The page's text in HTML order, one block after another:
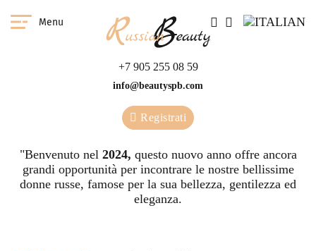
Menu
+7 905 255 08 59
info@beautyspb.com
Registrati
"Benvenuto nel 2024, questo nuovo anno offre ancora
grandi opportunità per incontrare le nostre bellissime
donne russe, famose per la sua bellezza, gentilezza ed
eleganza.